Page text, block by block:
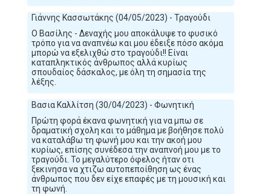
Γιάννης Κασσωτάκης (04/05/2023) - Τραγούδι
Ο Βασίλης - Δεναχής μου αποκάλυψε το φυσικό
τρόπο για να αναπνέω και μου έδειξε πόσο ακόμα
μπορώ να εξελιχθώ στο τραγούδι!! Είναι
καταπληκτικός άνθρωπος αλλά κυρίως
σπουδαίος δάσκαλος, με όλη τη σημασία της
λέξης.
Βασια Καλλίτση (30/04/2023) - Φωνητική
Πρώτη φορά έκανα φωνητική για να μπω σε
δραματική σχολη και το μάθημα με βοήθησε πολύ
να καταλάβω τη φωνή μου και την ακοή μου
κυρίως, επίσης συνέδεσα την αναπνοή μου με το
τραγούδι. Το μεγαλύτερο όφελος ήταν οτι
ξεκινησα να χτιζω αυτοπεποίθηση ως ένας
άνθρωπος που δεν είχε επαφές με τη μουσική και
τη φωνή.